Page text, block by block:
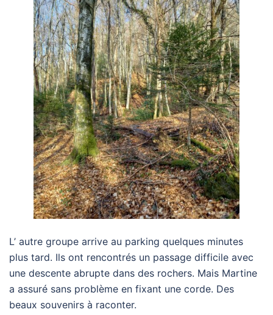
L’ autre groupe arrive au parking quelques minutes
plus tard. Ils ont rencontrés un passage difficile avec
une descente abrupte dans des rochers. Mais Martine
a assuré sans problème en fixant une corde. Des
beaux souvenirs à raconter.